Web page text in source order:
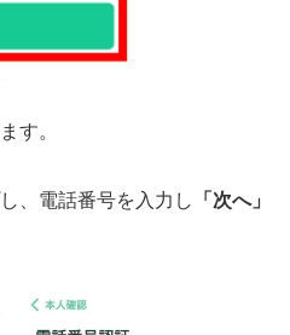
す。
、電話番号を入力し
「次へ」